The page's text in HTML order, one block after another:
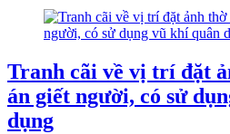
Tranh cãi về vị trí đặt
án giết người, có sử
dụng